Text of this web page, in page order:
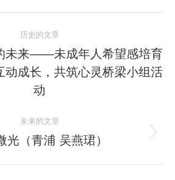
历史的文章
历
史
文
章：
未来——未成年人希望感培育
成长，共筑心灵桥梁小组活
动
未来的文章
未
光（青浦 吴燕珺）